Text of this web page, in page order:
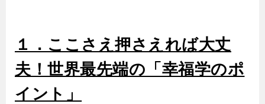
１．ここさえ押さえれば大丈
夫！世界最先端の「幸福学のポ
イント」